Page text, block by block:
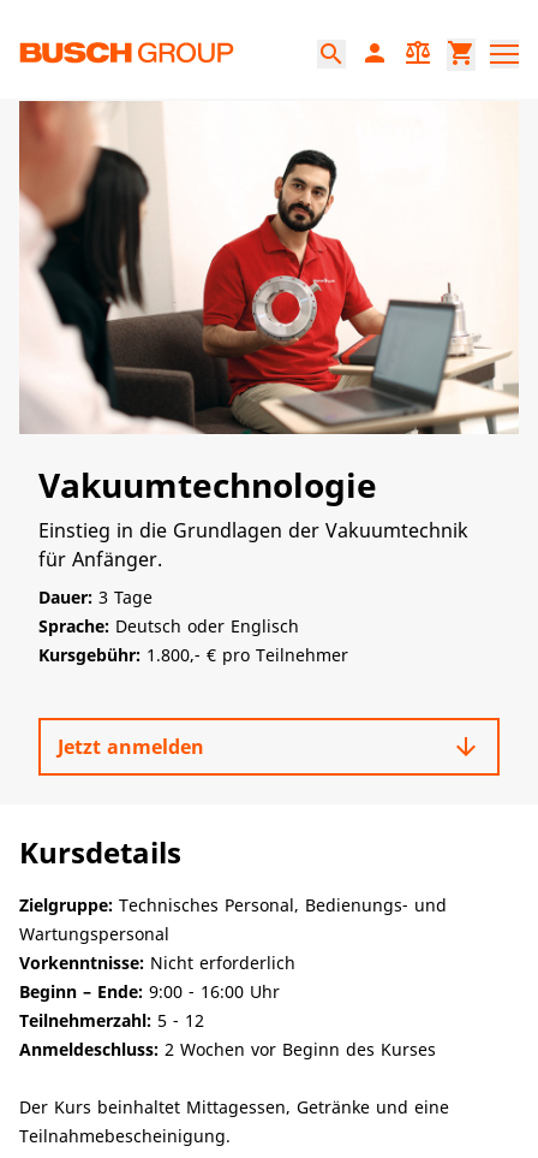
search person balance shopping_cart
Vakuumtechnologie
Einstieg in die Grundlagen der Vakuumtechnik
für Anfänger.
Dauer: 3 Tage
Sprache: Deutsch oder Englisch
Kursgebühr: 1.800,- € pro Teilnehmer
Jetzt anmelden arrow_downward
Kursdetails
Zielgruppe: Technisches Personal, Bedienungs- und
Wartungspersonal
Vorkenntnisse: Nicht erforderlich
Beginn – Ende: 9:00 - 16:00 Uhr
Teilnehmerzahl: 5 - 12
Anmeldeschluss: 2 Wochen vor Beginn des Kurses
Der Kurs beinhaltet Mittagessen, Getränke und eine
Teilnahmebescheinigung.